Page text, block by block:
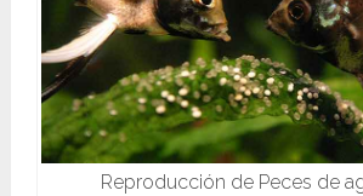
Reproducción de Peces de